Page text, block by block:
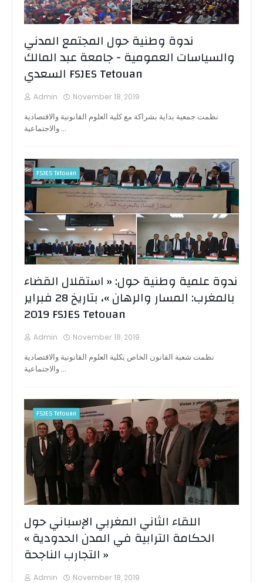
ندوة وطنية حول المجتمع المدني
والسياسات العمومية - جامعة عبد المالك
السعدي FSJES Tetouan
Admin November 18, 2019
نظمت جمعية بداية بشراكة مع كلية العلوم القانونية والاقتصادية
والاجتماعية …
FSJES Tetouan
ندوة علمية وطنية حول: « استقلال القضاء
بالمغرب: المسار والرهان »، بتاريخ 28 فبراير
2019 FSJES Tetouan
Admin November 18, 2019
نظمت شعبة القانون الخاص بكلية العلوم القانونية والاقتصادية
والاجتماعية …
FSJES Tetouan
اللقاء الثاني المغربي الإسباني حول
الحكامة الترابية في المدن الحدودية »
التجارب الناجحة »
Admin November 18, 2019